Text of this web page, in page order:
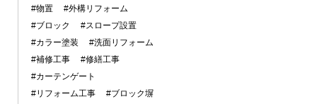
#物置
#外構リフォーム
#ブロック
#スロープ設置
#カラー塗装
#洗面リフォーム
#補修工事
#修繕工事
#カーテンゲート
#リフォーム工事
#ブロック塀